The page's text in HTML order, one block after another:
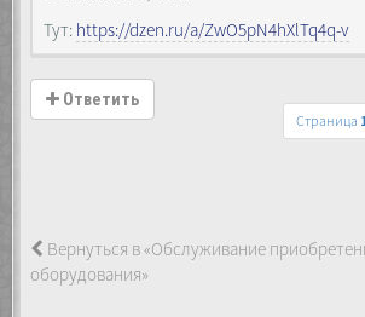
Тут: https://dzen.ru/a/ZwO5pN4hXlTq4q-v
Ответить
Страница
Вернуться в «Обслуживание
оборудования»